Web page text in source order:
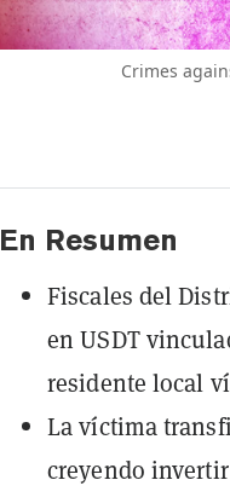
Crimes
En Resumen
Fiscales del
en USDT
residente local
La víctima
creyendo